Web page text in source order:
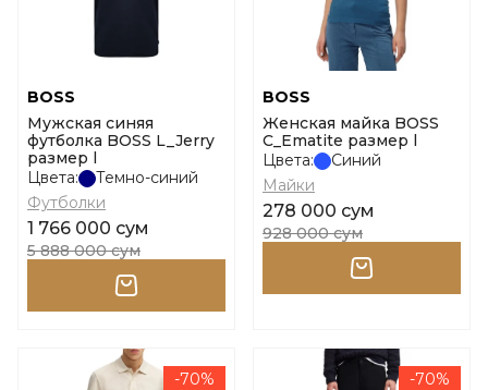
BOSS
Мужская синяя
футболка BOSS L_Jerry
размер l
Цвета:
Темно-синий
Футболки
1 766 000 сум
5 888 000 сум
BOSS
Женская майка BOSS
C_Ematite размер l
Цвета:
Синий
Майки
278 000 сум
928 000 сум
-70% -70%